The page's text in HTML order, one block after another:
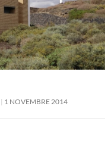
1 NOVEMBRE 2014